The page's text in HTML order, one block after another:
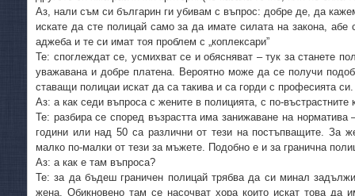
Аз, нали съм си българин ги убивам с въпрос: добре де, да
искате да сте полицай само за да имате силата на закона,
аджеба и те си имат тоя проблем с „коплексари”
Те: споглеждат се, усмихват се и обясняват – тук за станете
уважавана и добре платена. Вероятно може да се получи
ставащи полицаи искат да са такива и са горди с професията си.
Аз: а как седи въпроса с жените в полицията, с по-
Те: разбира се според възрастта има занижаване на норматива
години или над 50 са различни от тези на постъпващите. За
малко по-малки от тези за мъжете. Подобно е и за гранична
Аз: а как е там въпроса?
Те: за да бъдеш граничен полицай трябва да си минал
жена. Обикновено там се насочват хора които искат това